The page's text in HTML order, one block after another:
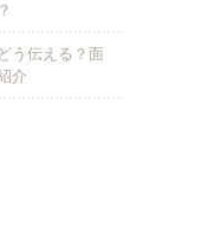
う伝える？面
介